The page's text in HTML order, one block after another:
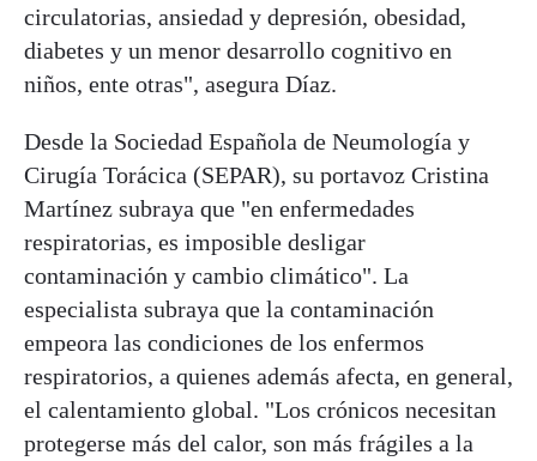
circulatorias, ansiedad y depresión, obesidad,
diabetes y un menor desarrollo cognitivo en
niños, ente otras", asegura Díaz.
Desde la Sociedad Española de Neumología y
Cirugía Torácica (SEPAR), su portavoz Cristina
Martínez subraya que "en enfermedades
respiratorias, es imposible desligar
contaminación y cambio climático". La
especialista subraya que la contaminación
empeora las condiciones de los enfermos
respiratorios, a quienes además afecta, en general,
el calentamiento global. "Los crónicos necesitan
protegerse más del calor, son más frágiles a la